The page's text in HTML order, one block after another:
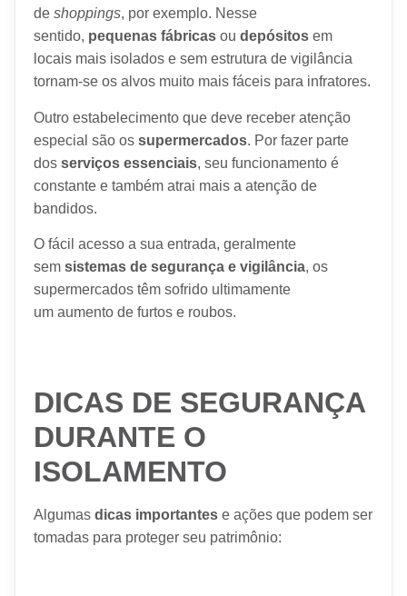
de shoppings, por exemplo. Nesse
sentido, pequenas fábricas ou depósitos em
locais mais isolados e sem estrutura de vigilância
tornam-se os alvos muito mais fáceis para infratores.
Outro estabelecimento que deve receber atenção
especial são os supermercados. Por fazer parte
dos serviços essenciais, seu funcionamento é
constante e também atrai mais a atenção de
bandidos.
O fácil acesso a sua entrada, geralmente
sem sistemas de segurança e vigilância, os
supermercados têm sofrido ultimamente
um aumento de furtos e roubos.
DICAS DE SEGURANÇA
DURANTE O
ISOLAMENTO
Algumas dicas importantes e ações que podem ser
tomadas para proteger seu patrimônio: